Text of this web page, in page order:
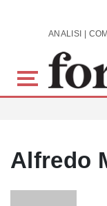
Skip to main
Alfredo